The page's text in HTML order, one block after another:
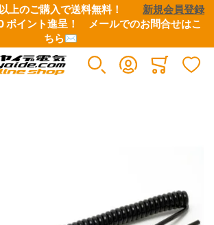
上のご購入で送料無料！ 新規会員登録
ポイント進呈！ メールでのお問合せはこ
ちら✉